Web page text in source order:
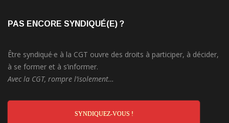
PAS ENCORE SYNDIQUÉ(E) ?
Être syndiqué·e à la CGT ouvre des droits à participer, à décider,
à se former et à s’informer.
Avec la CGT, rompre l’isolement…
SYNDIQUEZ-VOUS !